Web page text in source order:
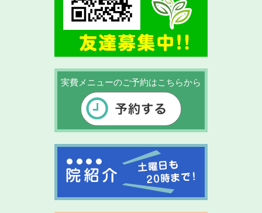
実費メニューのご予約はこちらから